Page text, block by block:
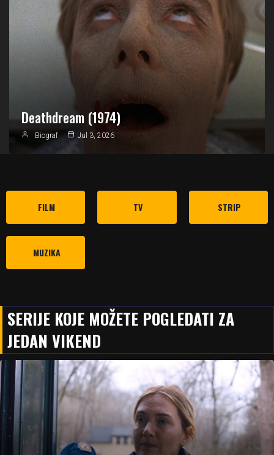
Deathdream (1974)
Biograf Jul 3, 2026
FILM TV STRIP
MUZIKA
SERIJE KOJE MOŽETE POGLEDATI ZA
JEDAN VIKEND